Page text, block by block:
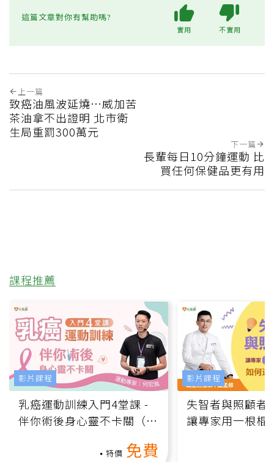
這篇文章對你有幫助嗎?
實用 不實用
上一篇
致癌油風波延燒…威加苦
茶油拿不出證明 北市衛
生局重罰300萬元
下一篇
長輩每日10分鐘運動 比
買任何保健品更有用
課程推薦
乳癌運動訓練入門4堂課 -
伴你術後身心靈不卡關（線
特價 免費
影片課程
失智者與照顧者
讓專家用一根棍
影片課程